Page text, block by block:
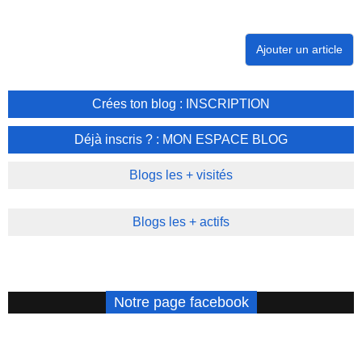
Ajouter un article
Crées ton blog : INSCRIPTION
Déjà inscris ? : MON ESPACE BLOG
Blogs les + visités
Blogs les + actifs
Notre page facebook